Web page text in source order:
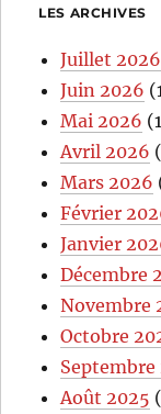
LES ARCHIVES
Juillet 2026
Juin 2026
Mai 2026
Avril 2026
Mars 2026
Février
Janvier
Décembre
Novembre
Octobre
Septembre
Août 2025